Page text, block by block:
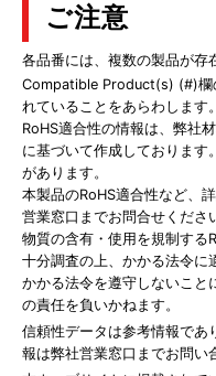
ご注意
各品番には、複数の製品が存
Compatible Product(s) (#)欄
れていることをあらわします。
RoHS適合性の情報は、弊社
に基づいて作成しております
があります。
本製品のRoHS適合性など、
営業窓口までお問合せくださ
物質の含有・使用を規制する
十分調査の上、かかる法令に
かかる法令を遵守しないこと
の責任を負いかねます。
信頼性データは参考情報であ
報は弊社営業窓口までお問い